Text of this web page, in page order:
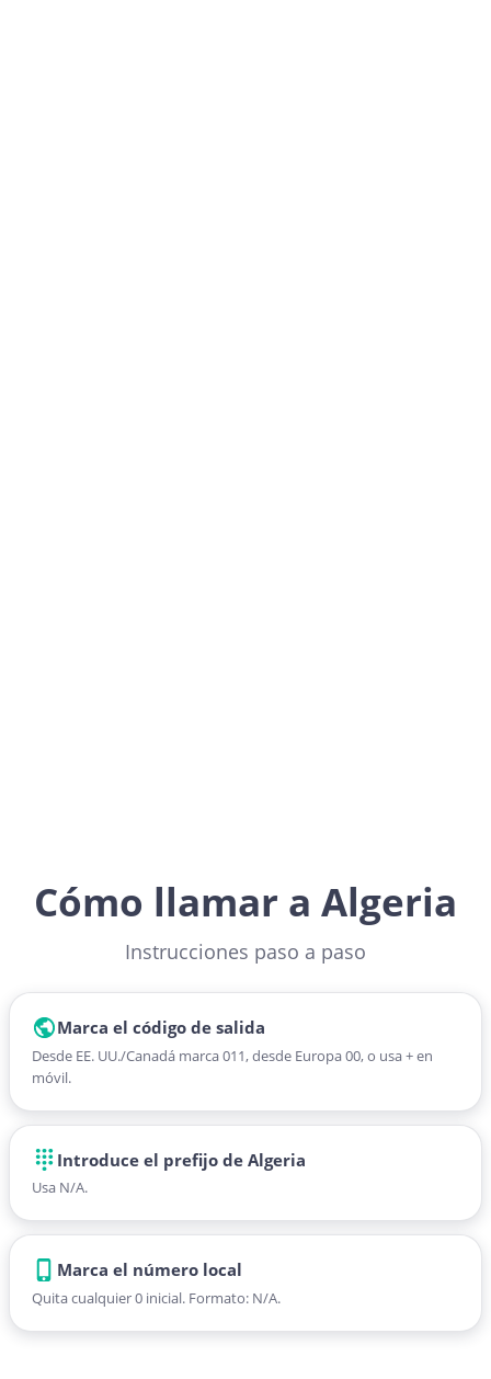
Cómo llamar a Algeria
Instrucciones paso a paso
Marca el código de salida
Desde EE. UU./Canadá marca 011, desde Europa 00, o usa + en
móvil.
Introduce el prefijo de Algeria
Usa N/A.
Marca el número local
Quita cualquier 0 inicial. Formato: N/A.